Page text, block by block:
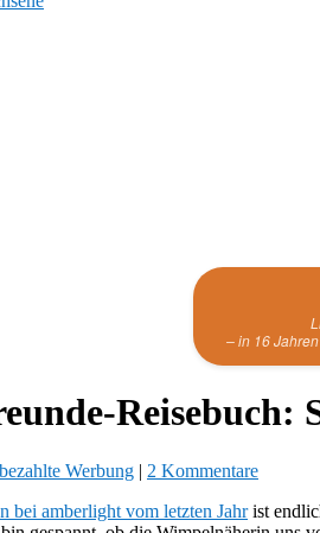
– in 16
Reisebuch:
Werbung | 2 Kommentare
bei amberlight vom letzten Jahrist